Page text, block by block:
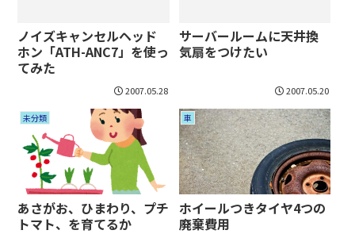
ノイズキャンセルヘッド
ホン「ATH-ANC7」を使っ
てみた
2007.05.28
サーバールームに天井換
気扇をつけたい
2007.05.20
未分類
あさがお、ひまわり、プチ
トマト、を育てるか
車
ホイールつきタイヤ4つの
廃棄費用